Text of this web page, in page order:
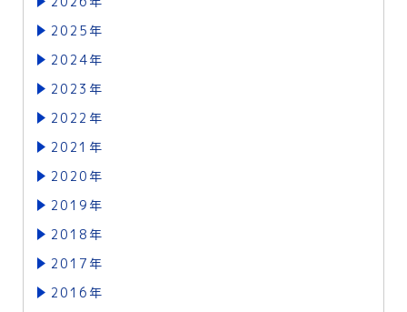
2025年
2024年
2023年
2022年
2021年
2020年
2019年
2018年
2017年
2016年